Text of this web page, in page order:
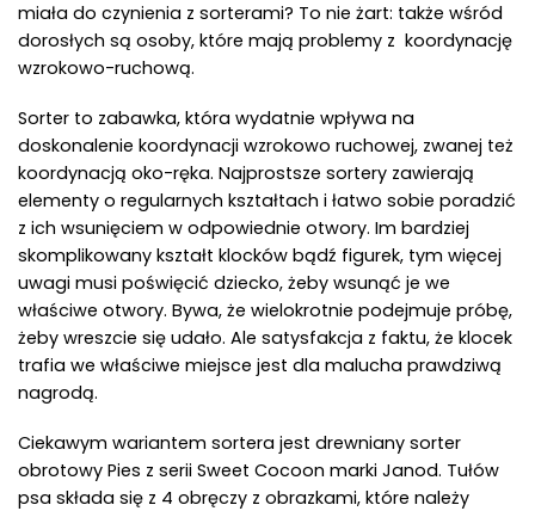
miała do czynienia z sorterami? To nie żart: także wśród
dorosłych są osoby, które mają problemy z koordynację
wzrokowo-ruchową.
Sorter to zabawka, która wydatnie wpływa na
doskonalenie koordynacji wzrokowo ruchowej, zwanej też
koordynacją oko-ręka. Najprostsze sortery zawierają
elementy o regularnych kształtach i łatwo sobie poradzić
z ich wsunięciem w odpowiednie otwory. Im bardziej
skomplikowany kształt klocków bądź figurek, tym więcej
uwagi musi poświęcić dziecko, żeby wsunąć je we
właściwe otwory. Bywa, że wielokrotnie podejmuje próbę,
żeby wreszcie się udało. Ale satysfakcja z faktu, że klocek
trafia we właściwe miejsce jest dla malucha prawdziwą
nagrodą.
Ciekawym wariantem sortera jest drewniany sorter
obrotowy Pies z serii Sweet Cocoon marki Janod. Tułów
psa składa się z 4 obręczy z obrazkami, które należy